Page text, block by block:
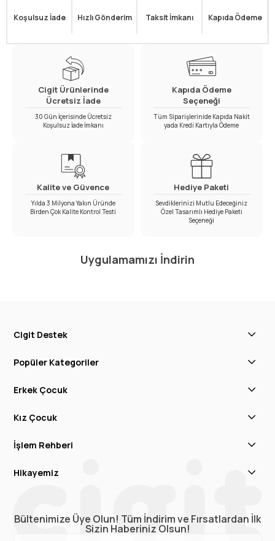
Koşulsuz İade Hızlı Gönderim Taksit İmkanı Kapıda Ödeme
Cigit Ürünlerinde
Ücretsiz İade
30 Gün İçerisinde Ücretsiz
Koşulsuz İade İmkanı
Kapıda Ödeme
Seçeneği
Tüm Siparişlerinide Kapıda Nakit
yada Kredi Kartıyla Ödeme
Kalite ve Güvence
Yılda 3 Milyona Yakın Üründe
Birden Çok Kalite Kontrol Testi
Hediye Paketi
Sevdiklerinizi Mutlu Edeceğiniz
Özel Tasarımlı Hediye Paketi
Seçeneği
Uygulamamızı İndirin
Cigit Destek
Popüler Kategoriler
Erkek Çocuk
Kız Çocuk
İşlem Rehberi
Hikayemiz
Bültenimize Üye Olun! Tüm İndirim ve Fırsatlardan İlk
Sizin Haberiniz Olsun!